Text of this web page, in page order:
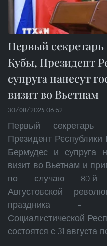
Первый
Кубы, Президент
супруга нанесут
визит во Вьетнам
30/08/2025 06:52
Первый
Президент
Бермудес и супруга
визит во Вьетнам и
по случаю 80-й
Августовской
праздника –
Социалистической
состоятся с 31 августа